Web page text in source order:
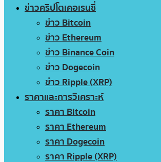
ข่าวคริปโตเคอเรนซี่
ข่าว Bitcoin
ข่าว Ethereum
ข่าว Binance Coin
ข่าว Dogecoin
ข่าว Ripple (XRP)
ราคาและการวิเคราะห์
ราคา Bitcoin
ราคา Ethereum
ราคา Dogecoin
ราคา Ripple (XRP)